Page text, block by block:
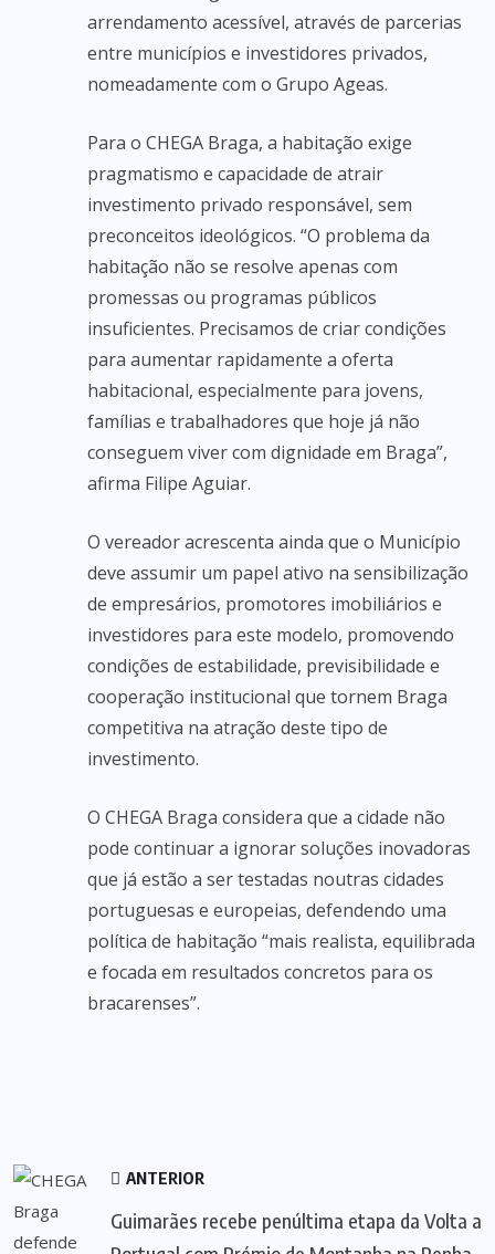
arrendamento acessível, através de parcerias
entre municípios e investidores privados,
nomeadamente com o Grupo Ageas.
Para o CHEGA Braga, a habitação exige
pragmatismo e capacidade de atrair
investimento privado responsável, sem
preconceitos ideológicos. “O problema da
habitação não se resolve apenas com
promessas ou programas públicos
insuficientes. Precisamos de criar condições
para aumentar rapidamente a oferta
habitacional, especialmente para jovens,
famílias e trabalhadores que hoje já não
conseguem viver com dignidade em Braga”,
afirma Filipe Aguiar.
O vereador acrescenta ainda que o Município
deve assumir um papel ativo na sensibilização
de empresários, promotores imobiliários e
investidores para este modelo, promovendo
condições de estabilidade, previsibilidade e
cooperação institucional que tornem Braga
competitiva na atração deste tipo de
investimento.
O CHEGA Braga considera que a cidade não
pode continuar a ignorar soluções inovadoras
que já estão a ser testadas noutras cidades
portuguesas e europeias, defendendo uma
política de habitação “mais realista, equilibrada
e focada em resultados concretos para os
bracarenses”.
ANTERIOR
Guimarães recebe penúltima etapa da Volta a